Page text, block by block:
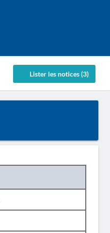
Lister les notices (3)